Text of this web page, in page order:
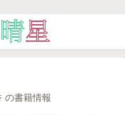
の書籍情報